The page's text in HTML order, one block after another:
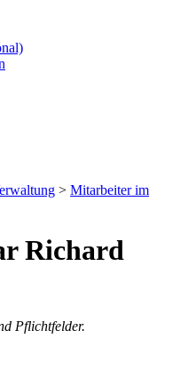
> Mitarbeiter im
Richard
Pflichtfelder.